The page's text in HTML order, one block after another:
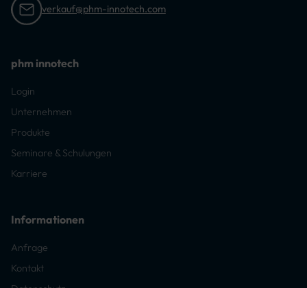
verkauf@phm-innotech.com
phm innotech
Login
Unternehmen
Produkte
Seminare & Schulungen
Karriere
Informationen
Anfrage
Kontakt